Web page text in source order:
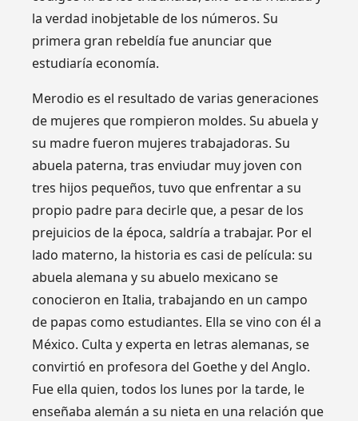
la verdad inobjetable de los números. Su
primera gran rebeldía fue anunciar que
estudiaría economía.
Merodio es el resultado de varias generaciones
de mujeres que rompieron moldes. Su abuela y
su madre fueron mujeres trabajadoras. Su
abuela paterna, tras enviudar muy joven con
tres hijos pequeños, tuvo que enfrentar a su
propio padre para decirle que, a pesar de los
prejuicios de la época, saldría a trabajar. Por el
lado materno, la historia es casi de película: su
abuela alemana y su abuelo mexicano se
conocieron en Italia, trabajando en un campo
de papas como estudiantes. Ella se vino con él a
México. Culta y experta en letras alemanas, se
convirtió en profesora del Goethe y del Anglo.
Fue ella quien, todos los lunes por la tarde, le
enseñaba alemán a su nieta en una relación que